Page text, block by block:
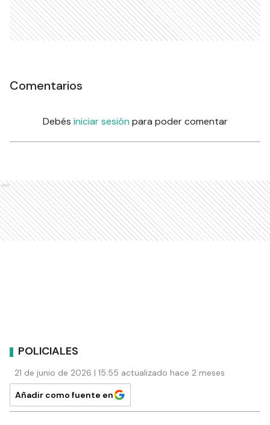
Comentarios
Debés iniciar sesión para poder comentar
Ads
POLICIALES
21 de junio de 2026 | 15:55 actualizado hace 2 meses
Añadir como fuente en